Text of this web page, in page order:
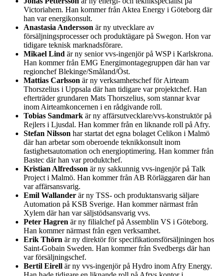
Victoriahem. Han kommer från Aktea Energy i Göteborg där
han var energikonsult.
Anastasia Andersson är ny utvecklare av
försäljningsprocesser och produktägare på Swegon. Hon var
tidigare teknisk marknadsförare.
Mikael Lind är ny senior vvs-ingenjör på WSP i Karlskrona.
Han kommer från EMG Energimontagegruppen där han var
regionchef Blekinge/Småland/Öst.
Mattias Carlsson är ny verksamhetschef för Airteam
Thorszelius i Uppsala där han tidigare var projektchef. Han
efterträder grundaren Mats Thorszelius, som stannar kvar
inom Airteamkoncernen i en rådgivande roll.
Tobias Sandmark är ny affärsutvecklare/vvs-konstruktör på
Rejlers i Ljusdal. Han kommer från en liknande roll på Afry.
Stefan Nilsson har startat det egna bolaget Celikon i Malmö
där han arbetar som oberoende teknikkonsult inom
fastighetsautomation och energioptimering. Han kommer från
Bastec där han var produktchef.
Kristian Alfredsson är ny sakkunnig vvs-ingenjör på Talk
Project i Malmö. Han kommer från AB Rörläggaren där han
var affärsansvarig.
Emil Wallander är ny TSS- och produktansvarig säljare
Automation på KSB Sverige. Han kommer närmast från
Xylem där han var säljstödsansvarig vvs.
Peter Hagren är ny filialchef på Assemblin VS i Göteborg.
Han kommer närmast från egen verksamhet.
Erik Thörn är ny direktör för specifikationsförsäljningen hos
Saint-Gobain Sweden. Han kommer från Svedbergs där han
var försäljningschef.
Bertil Eirell är ny vvs-ingenjör på Hydro inom Afry Energy.